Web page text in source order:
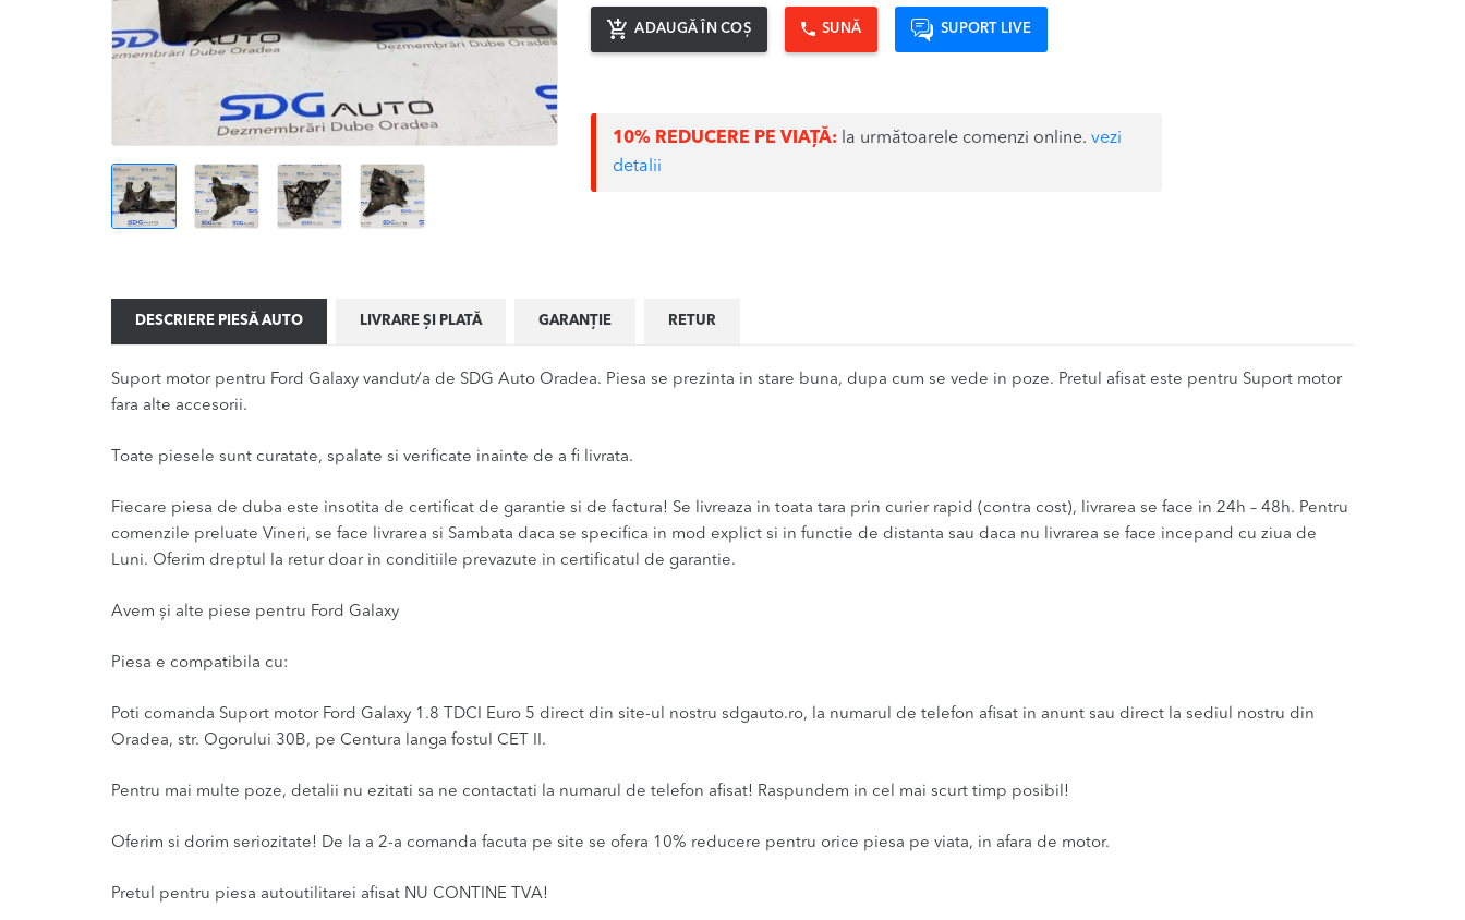
ADAUGĂ ÎN COȘ SUNĂ SUPORT LIVE
10% REDUCERE PE VIAȚĂ: la următoarele comenzi online.vezi
detalii
DESCRIERE PIESĂ AUTO LIVRARE ȘI PLATĂ GARANȚIE RETUR
Suport motor pentru Ford Galaxy vandut/a de SDG Auto Oradea. Piesa se prezinta in stare buna, dupa cum se vede in poze. Pretul afisat este pentru Suport motor
fara alte accesorii.
Toate piesele sunt curatate, spalate si verificate inainte de a fi livrata.
Fiecare piesa de duba este insotita de certificat de garantie si de factura! Se livreaza in toata tara prin curier rapid (contra cost), livrarea se face in 24h – 48h. Pentru
comenzile preluate Vineri, se face livrarea si Sambata daca se specifica in mod explict si in functie de distanta sau daca nu livrarea se face incepand cu ziua de
Luni. Oferim dreptul la retur doar in conditiile prevazute in certificatul de garantie.
Avem și alte piese pentru Ford Galaxy
Piesa e compatibila cu:
Poti comanda Suport motor Ford Galaxy 1.8 TDCI Euro 5 direct din site-ul nostru sdgauto.ro, la numarul de telefon afisat in anunt sau direct la sediul nostru din
Oradea, str. Ogorului 30B, pe Centura langa fostul CET II.
Pentru mai multe poze, detalii nu ezitati sa ne contactati la numarul de telefon afisat! Raspundem in cel mai scurt timp posibil!
Oferim si dorim seriozitate! De la a 2-a comanda facuta pe site se ofera 10% reducere pentru orice piesa pe viata, in afara de motor.
Pretul pentru piesa autoutilitarei afisat NU CONTINE TVA!